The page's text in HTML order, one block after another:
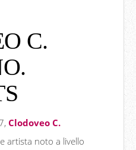
C.
Clodoveo C.
artista noto a livello